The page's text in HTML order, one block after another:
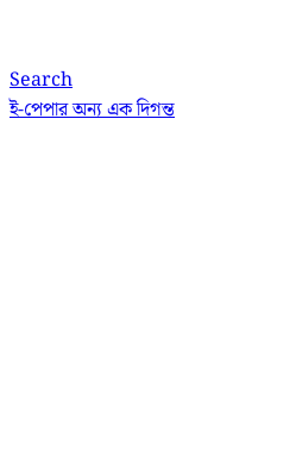
Search
ই-পেপারঅন্য এক দিগন্ত